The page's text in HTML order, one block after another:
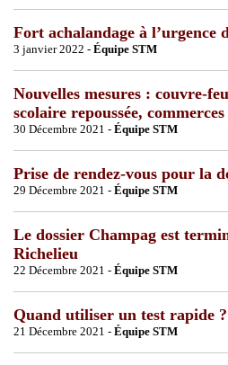
Fort achalandage à l’urgence
3 janvier 2022 - Équipe STM
Nouvelles mesures : couvre-
scolaire repoussée,
30 Décembre 2021 - Équipe STM
Prise de rendez-vous pour la
29 Décembre 2021 - Équipe STM
Le dossier Champag est
Richelieu
22 Décembre 2021 - Équipe STM
Quand utiliser un test rapide ?
21 Décembre 2021 - Équipe STM